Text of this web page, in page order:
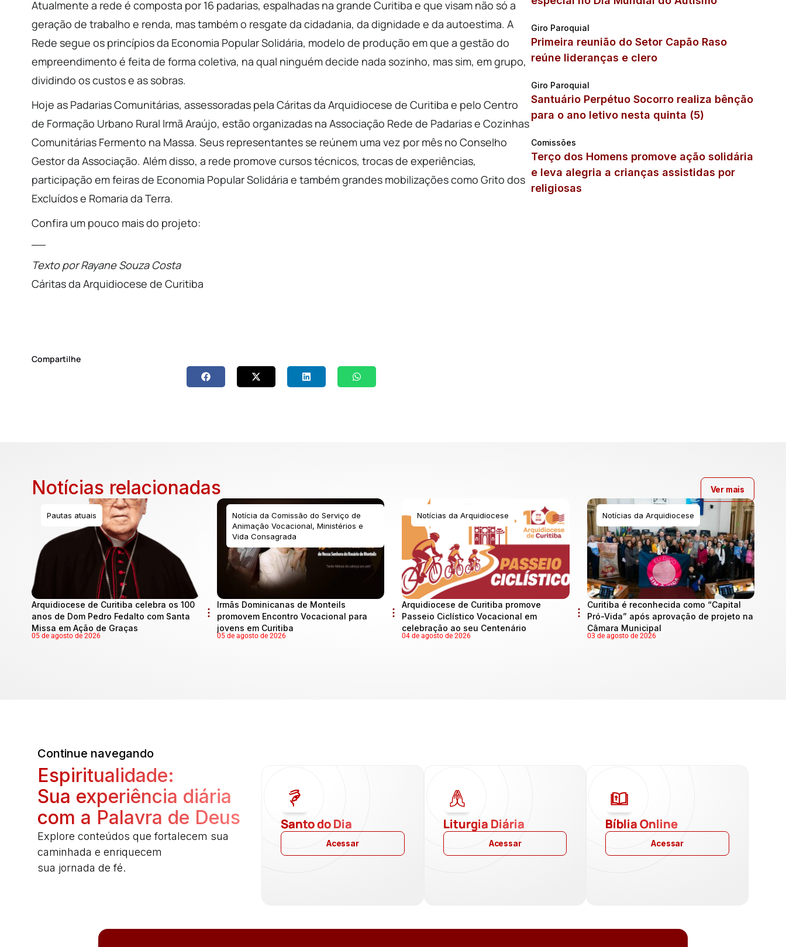
Atualmente a rede é composta por 16 padarias, espalhadas na grande Curitiba e que visam não só a
geração de trabalho e renda, mas também o resgate da cidadania, da dignidade e da autoestima. A
Rede segue os princípios da Economia Popular Solidária, modelo de produção em que a gestão do
empreendimento é feita de forma coletiva, na qual ninguém decide nada sozinho, mas sim, em grupo,
dividindo os custos e as sobras.
Hoje as Padarias Comunitárias, assessoradas pela Cáritas da Arquidiocese de Curitiba e pelo Centro
de Formação Urbano Rural Irmã Araújo, estão organizadas na Associação Rede de Padarias e Cozinhas
Comunitárias Fermento na Massa. Seus representantes se reúnem uma vez por mês no Conselho
Gestor da Associação. Além disso, a rede promove cursos técnicos, trocas de experiências,
participação em feiras de Economia Popular Solidária e também grandes mobilizações como Grito dos
Excluídos e Romaria da Terra.
Confira um pouco mais do projeto:
Texto por Rayane Souza Costa
Cáritas da Arquidiocese de Curitiba
Compartilhe
Giro Paroquial
Primeira reunião do Setor Capão Raso
reúne lideranças e clero
Giro Paroquial
Santuário Perpétuo Socorro realiza bênção
para o ano letivo nesta quinta (5)
Comissões
Terço dos Homens promove ação solidária
e leva alegria a crianças assistidas por
religiosas
Notícias relacionadas
Pautas atuais
Arquidiocese de Curitiba celebra os 100
anos de Dom Pedro Fedalto com Santa
Missa em Ação de Graças
05 de agosto de 2026
Notícia da Comissão do Serviço de
Animação Vocacional, Ministérios e
Vida Consagrada
Irmãs Dominicanas de Monteils
promovem Encontro Vocacional para
jovens em Curitiba
05 de agosto de 2026
Notícias da Arquidiocese
Arquidiocese de Curitiba promove
Passeio Ciclístico Vocacional em
celebração ao seu Centenário
04 de agosto de 2026
Notícias da Arquidiocese
Curitiba é reconhecida como “Capital
Pró-Vida” após aprovação de projeto na
Câmara Municipal
03 de agosto de 2026
Ver mais
Continue navegando
Espiritualidade:
Sua experiência diária
com a Palavra de Deus
Explore conteúdos que fortalecem sua
caminhada e enriquecem
sua jornada de fé.
Santo do Dia
Acessar
Liturgia Diária
Acessar
Bíblia Online
Acessar